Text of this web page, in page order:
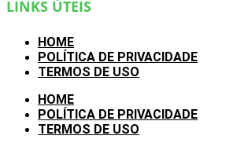
LINKS ÚTEIS
HOME
POLÍTICA DE PRIVACIDADE
TERMOS DE USO
HOME
POLÍTICA DE PRIVACIDADE
TERMOS DE USO